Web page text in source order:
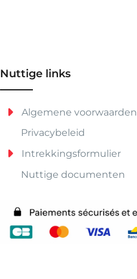
Nuttige links
Algemene voorwaarden
Privacybeleid
Intrekkingsformulier
Nuttige documenten